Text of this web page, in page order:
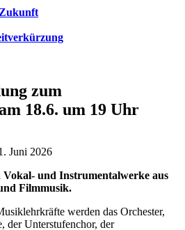
zum
18.6. um 19 Uhr
Juni 2026
und Instrumentalwerke aus
Filmmusik.
werden das Orchester,
der Unterstufenchor, der